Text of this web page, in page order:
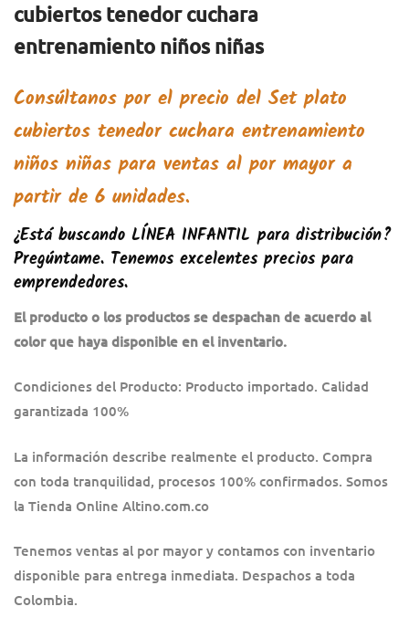
cubiertos tenedor cuchara
entrenamiento niños niñas
Consúltanos por el precio del Set plato
cubiertos tenedor cuchara entrenamiento
niños niñas para ventas al por mayor a
partir de 6 unidades.
¿Está buscando LÍNEA INFANTIL para distribución?
Pregúntame. Tenemos excelentes precios para
emprendedores.
El producto o los productos se despachan de acuerdo al
color que haya disponible en el inventario.
Condiciones del Producto: Producto importado. Calidad
garantizada 100%
La información describe realmente el producto. Compra
con toda tranquilidad, procesos 100% confirmados. Somos
la Tienda Online Altino.com.co
Tenemos ventas al por mayor y contamos con inventario
disponible para entrega inmediata. Despachos a toda
Colombia.